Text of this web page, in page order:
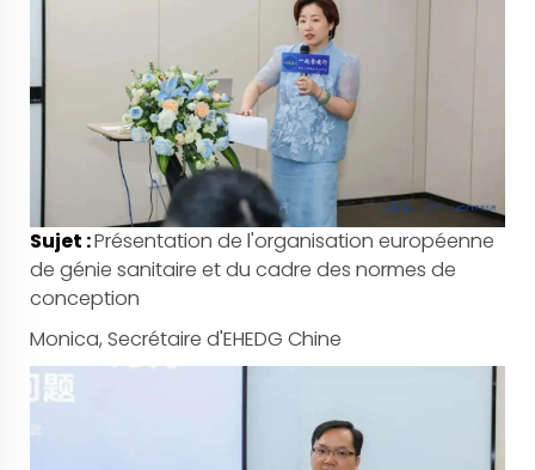
Sujet :Présentation de l'organisation européenne
de génie sanitaire et du cadre des normes de
conception
Monica, Secrétaire d'EHEDG Chine